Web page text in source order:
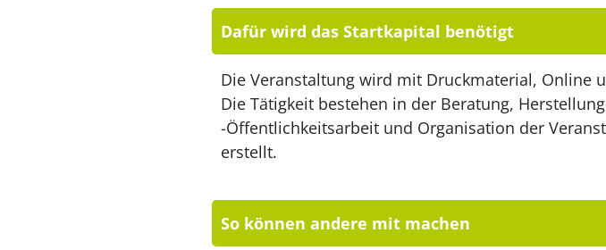
Dafür wird das Startkapital benötigt
Die Veranstaltung wird mit Druckmaterial, Online
Die Tätigkeit bestehen in der Beratung,
-Öffentlichkeitsarbeit und Organisation der
erstellt.
So können andere mit machen